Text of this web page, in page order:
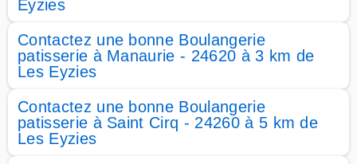
Eyzies
Contactez une bonne Boulangerie
patisserie à Manaurie - 24620 à 3 km de
Les Eyzies
Contactez une bonne Boulangerie
patisserie à Saint Cirq - 24260 à 5 km de
Les Eyzies